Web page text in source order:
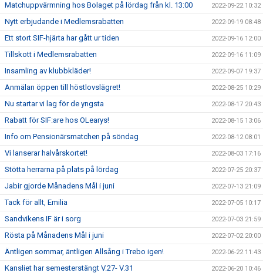
Matchuppvärmning hos Bolaget på lördag från kl. 13:00 2022-09-22 10:32
Nytt erbjudande i Medlemsrabatten 2022-09-19 08:48
Ett stort SIF-hjärta har gått ur tiden 2022-09-16 12:00
Tillskott i Medlemsrabatten 2022-09-16 11:09
Insamling av klubbkläder! 2022-09-07 19:37
Anmälan öppen till höstlovslägret! 2022-08-25 10:29
Nu startar vi lag för de yngsta 2022-08-17 20:43
Rabatt för SIF:are hos OLearys! 2022-08-15 13:06
Info om Pensionärsmatchen på söndag 2022-08-12 08:01
Vi lanserar halvårskortet! 2022-08-03 17:16
Stötta herrarna på plats på lördag 2022-07-25 20:37
Jabir gjorde Månadens Mål i juni 2022-07-13 21:09
Tack för allt, Emilia 2022-07-05 10:17
Sandvikens IF är i sorg 2022-07-03 21:59
Rösta på Månadens Mål i juni 2022-07-02 20:00
Äntligen sommar, äntligen Allsång i Trebo igen! 2022-06-22 11:43
Kansliet har semesterstängt V.27- V.31 2022-06-20 10:46